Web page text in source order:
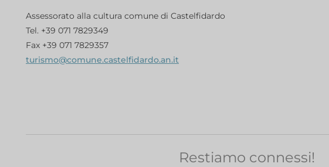
Assessorato alla cultura comune di Castelfidardo
Tel. +39 071 7829349
Fax +39 071 7829357
turismo@comune.castelfidardo.an.it
Restiamo connessi!